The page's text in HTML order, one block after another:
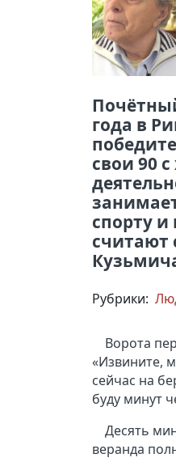
года в
свои 90
спорту
считают
Рубрики:
Ворота
«Извините,
сейчас на
буду минут
Десять
веранда